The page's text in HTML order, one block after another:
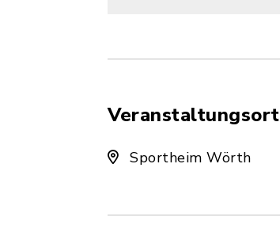
Veranstaltungsort
Sportheim Wörth